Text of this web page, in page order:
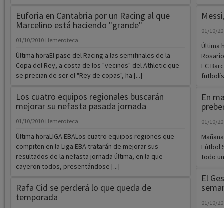
Euforia en Cantabria por un Racing al que
Marcelino está haciendo "grande"
01/10/2010 Hemeroteca
Última horaEl pase del Racing a las semifinales de la
Copa del Rey, a costa de los "vecinos" del Athletic que
se precian de ser el "Rey de copas", ha [...]
Los cuatro equipos regionales buscarán
mejorar su nefasta pasada jornada
01/10/2010 Hemeroteca
Última horaLIGA EBALos cuatro equipos regiones que
compiten en la Liga EBA tratarán de mejorar sus
resultados de la nefasta jornada última, en la que
cayeron todos, presentándose [...]
Rafa Cid se perderá lo que queda de
temporada
01/10/
Última
FC
En
01/10/
Fútbol
todo
El
01/10/